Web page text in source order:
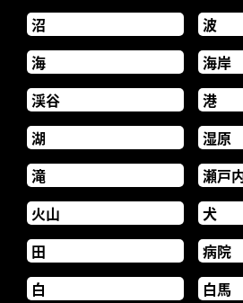
沼
波
海
海岸
渓谷
港
湖
湿原
滝
瀬戸
火山
犬
田
病院
白
白馬